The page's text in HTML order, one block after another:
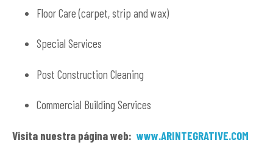
Floor Care (carpet, strip and wax)
Special Services
Post Construction Cleaning
Commercial Building Services
Visita nuestra página web: www.ARINTEGRATIVE.COM